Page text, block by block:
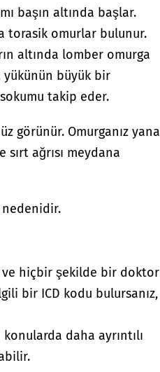
başın altında başlar.
torasik omurlar bulunur.
altında lomber omurga
yükünün büyük bir
takip eder.
görünür. Omurganız yana
ağrısı meydana
nedenidir.
ve hiçbir şekilde bir doktor
bir ICD kodu bulursanız,
daha ayrıntılı